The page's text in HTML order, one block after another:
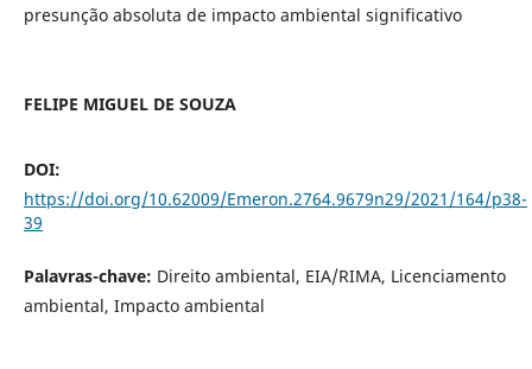
presunção absoluta de impacto ambiental significativo
FELIPE MIGUEL DE SOUZA
DOI:
https://doi.org/10.62009/Emeron.2764.9679n29/2021/164/p38-
39
Palavras-chave: Direito ambiental, EIA/RIMA, Licenciamento
ambiental, Impacto ambiental